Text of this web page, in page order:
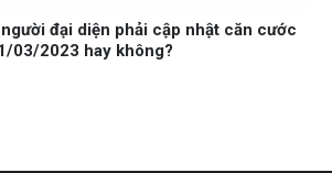
đại diện phải cập nhật căn cước
03/2023 hay không?